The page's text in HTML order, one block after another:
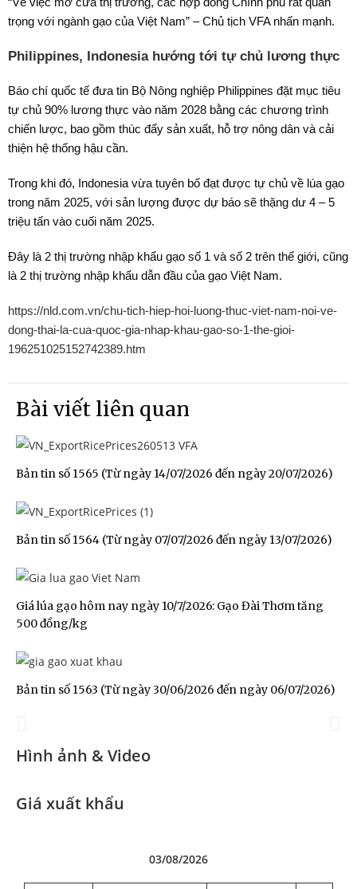
trọng với ngành gạo của Việt Nam” – Chủ tịch VFA nhấn mạnh.
Philippines, Indonesia hướng tới tự chủ lương thực
Báo chí quốc tế đưa tin Bộ Nông nghiệp Philippines đặt mục tiêu
tự chủ 90% lương thực vào năm 2028 bằng các chương trình
chiến lược, bao gồm thúc đẩy sản xuất, hỗ trợ nông dân và cải
thiện hệ thống hậu cần.
Trong khi đó, Indonesia vừa tuyên bố đạt được tự chủ về lúa gạo
trong năm 2025, với sản lượng được dự báo sẽ thặng dư 4 – 5
triệu tấn vào cuối năm 2025.
Đây là 2 thị trường nhập khẩu gạo số 1 và số 2 trên thế giới, cũng
là 2 thị trường nhập khẩu dẫn đầu của gạo Việt Nam.
https://nld.com.vn/chu-tich-hiep-hoi-luong-thuc-viet-nam-noi-ve-
dong-thai-la-cua-quoc-gia-nhap-khau-gao-so-1-the-gioi-
196251025152742389.htm
Bài viết liên quan
Bản tin số 1565 (Từ ngày 14/07/2026 đến ngày 20/07/2026)
Bản tin số 1564 (Từ ngày 07/07/2026 đến ngày 13/07/2026)
Giá lúa gạo hôm nay ngày 10/7/2026: Gạo Đài Thơm tăng
500 đồng/kg
Bản tin số 1563 (Từ ngày 30/06/2026 đến ngày 06/07/2026)
Đoàn Xúc tiến Thương mại tại
Hong Kong SAR, Trung Quốc
2025
Hình ảnh & Video
Giá xuất khẩu
03/08/2026